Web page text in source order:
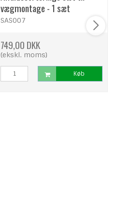
vægmontage - 1 sæt
SAS007
749,00 DKK
(ekskl. moms)
Køb